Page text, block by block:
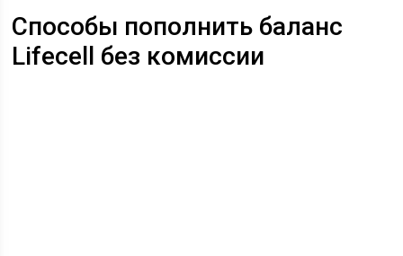
Способы пополнить баланс
Lifecell без комиссии